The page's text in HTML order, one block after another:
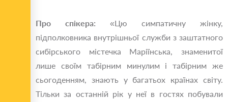
Про спікера: «Цю симпатичну жінку,
підполковника внутрішньої служби з заштатного
сибірського містечка Маріїнська, знаменитої
лише своїм табірним минулим і табірним же
сьогоденням, знають у багатьох країнах світу.
Тільки за останній рік у неї в гостях побували